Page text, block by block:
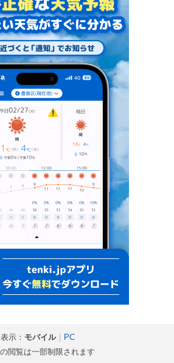
表示： モバイル｜ PC
閲覧は一部制限されます